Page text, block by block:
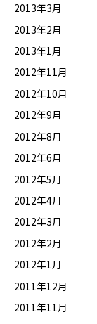
2013年3月
2013年2月
2013年1月
2012年11月
2012年10月
2012年9月
2012年8月
2012年6月
2012年5月
2012年4月
2012年3月
2012年2月
2012年1月
2011年12月
2011年11月